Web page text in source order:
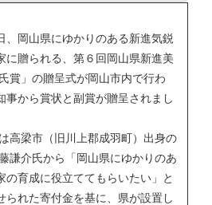
岡山県にゆかりのある新進気鋭
に贈られる、第６回岡山県新進美
賞」の贈呈式が岡山市内で行わ
事から賞状と副賞が贈呈されまし
高梁市（旧川上郡成羽町）出身の
謙介氏から「岡山県にゆかりのあ
の育成に役立ててもらいたい」と
られた寄付金を基に、県が設置し